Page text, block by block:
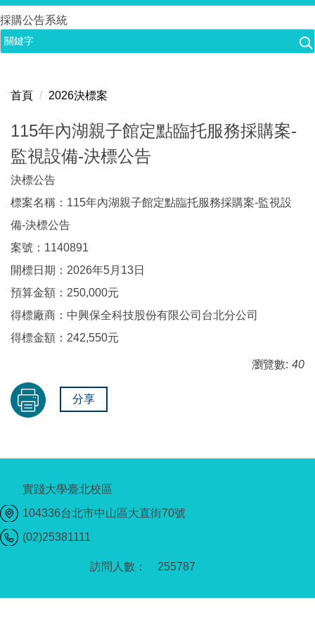
跳
到
主
容
採購公告系統
首頁 2026決標案
115年內湖親子館定點臨托服務採購案-
監視設備-決標公告
決標公告
標案名稱：115年內湖親子館定點臨托服務採購案-監視設
備-決標公告
案號：1140891
開標日期：2026年5月13日
預算金額：250,000元
得標廠商：中興保全科技股份有限公司台北分公司
得標金額：242,550元
瀏覽數: 40
分享
255787
實踐大學臺北校區
104336台北市中山區大直街70號
(02)25381111